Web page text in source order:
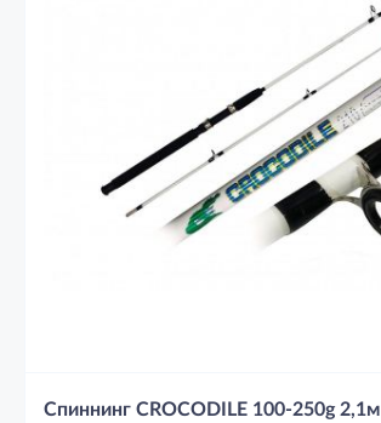
Спиннинг CROCODILE 100-250g 2,1м